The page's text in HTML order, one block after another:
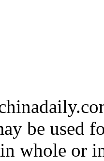
be used
whole or